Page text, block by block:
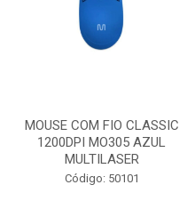
MOUSE COM FIO CLASSIC
1200DPI MO305 AZUL
MULTILASER
Código: 50101